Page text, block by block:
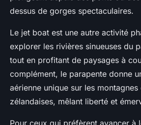
dessus de gorges spectaculaires.
Le jet boat est une autre activité
explorer les rivières sinueuses du
tout en profitant de paysages à
complément, le parapente donne
aérienne unique sur les
zélandaises, mêlant liberté et